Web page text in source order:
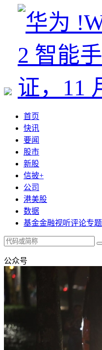
首页
快讯
要闻
股市
新股
信披+
公司
港美股
数据
基金金融视听评论专题
公众号